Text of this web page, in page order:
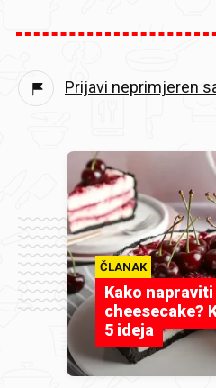
Prijavi neprimjeren
ČLANAK
Kako
cheesecake?
5 ideja